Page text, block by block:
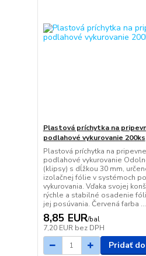
Plastová príchytka na
podlahové vykurovanie 200ks
Plastová príchytka na
podlahové vykurovanie
(klipsy) s dĺžkou 30 mm,
izolačnej fólie v systémoch
vykurovania. Vďaka svojej
rýchle a stabilné osadenie
jej posúvania. Červená farba ...
8,85 EUR/bal
7,20 EUR bez DPH
Pridať